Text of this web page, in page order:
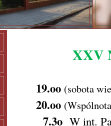
XXV
19.oo (sobota
20.oo
7.3o W int.